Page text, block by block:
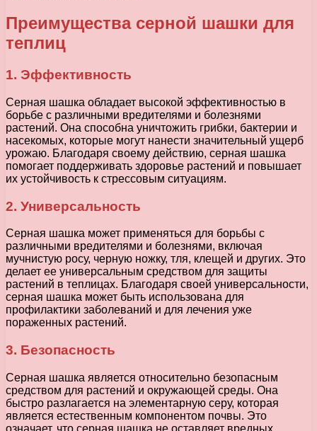
Преимущества серной шашки для
теплиц
1. Эффективность
Серная шашка обладает высокой эффективностью в
борьбе с различными вредителями и болезнями
растений. Она способна уничтожить грибки, бактерии и
насекомых, которые могут нанести значительный ущерб
урожаю. Благодаря своему действию, серная шашка
помогает поддерживать здоровье растений и повышает
их устойчивость к стрессовым ситуациям.
2. Универсальность
Серная шашка может применяться для борьбы с
различными вредителями и болезнями, включая
мучнистую росу, черную ножку, тля, клещей и других. Это
делает ее универсальным средством для защиты
растений в теплицах. Благодаря своей универсальности,
серная шашка может быть использована для
профилактики заболеваний и для лечения уже
пораженных растений.
3. Безопасность
Серная шашка является относительно безопасным
средством для растений и окружающей среды. Она
быстро разлагается на элементарную серу, которая
является естественным компонентом почвы. Это
означает, что серная шашка не оставляет вредных